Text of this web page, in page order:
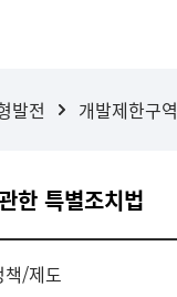
발전 개발제한구역
한 특별조치법
책/제도